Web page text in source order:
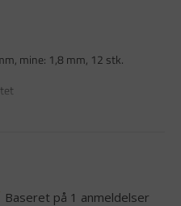
mine: 1,8 mm, 12 stk.
Baseret på 1 anmeldelser